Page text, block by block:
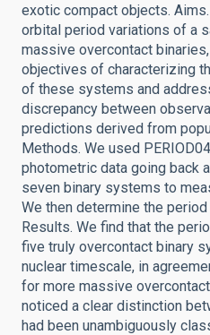
exotic compact objects.
orbital period variations of a
massive overcontact
objectives of characterizing
of these systems and
discrepancy between
predictions derived from
Methods. We used
photometric data going back
seven binary systems to
We then determine the
Results. We find that the
five truly overcontact binary
nuclear timescale, in
for more massive
noticed a clear distinction
had been unambiguously